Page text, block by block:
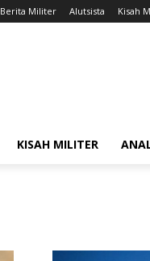
Berita Militer Alutsista Kisah
KISAH MILITER